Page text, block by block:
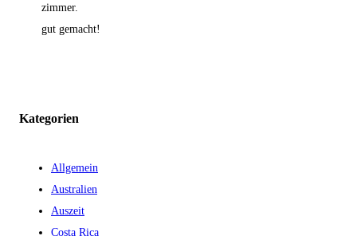
zimmer.
gut gemacht!
Kategorien
Allgemein
Australien
Auszeit
Costa Rica